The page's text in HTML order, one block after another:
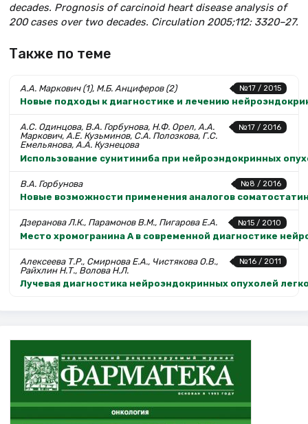
decades. Prognosis of carcinoid heart disease analysis of
200 cases over two decades. Circulation 2005;112: 3320–27.
Также по теме
№17 / 2015
А.А. Маркович (1), М.Б. Анциферов (2)
Новые подходы к диагностике и лечению
№17 / 2016
А.С. Одинцова, В.А. Горбунова, Н.Ф. Орел, А.А.
Маркович, А.Е. Кузьминов, С.А. Полозкова, Г.С.
Емельянова, А.А. Кузнецова
Использование сунитиниба при нейроэндокринных
№8 / 2016
В.А. Горбунова
Новые возможности применения аналогов
№15 / 2010
Дзеранова Л.К., Парамонов В.М., Пигарова Е.А.
Место хромогранина А в современной диагностике
№16 / 2011
Алексеева Т.Р., Смирнова Е.А., Чистякова О.В.,
Райхлин Н.Т., Волова Н.Л.
Лучевая диагностика нейроэндокринных опухолей